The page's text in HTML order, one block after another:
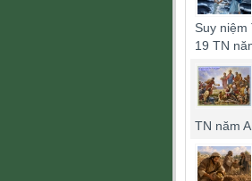
Suy niệm
19 TN
TN năm A